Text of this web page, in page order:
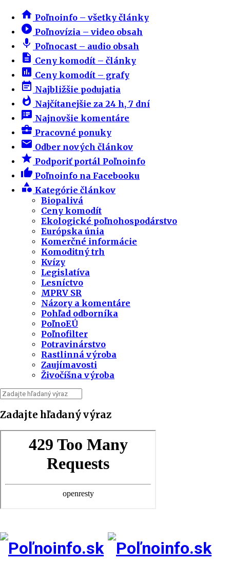
home Poľnoinfo – všetky články
play_circle_filled Poľnovízia – video obsah
mic Poľnocast – audio obsah
description Ceny komodít – články
insert_chart Ceny komodít – grafy
event_note Najbližšie podujatia
whatshot Najčítanejšie za 24 h, 7 dní
speaker_notes Najnovšie komentáre
business_center Pracovné ponuky
email Odber nových článkov
star Podporiť portál Poľnoinfo
thumb_up Poľnoinfo na Facebooku
category Kategórie článkov
Biopalivá
Ceny komodít
Ekologické poľnohospodárstvo
Európska únia
Komerčné informácie
Komoditný trh
Kvízy
Legislatíva
Lesníctvo
MPRV SR
Názory a komentáre
Pohľad odborníka
PoľnoEÚ
Poľnofilter
Potravinárstvo
Rastlinná výroba
Zaujímavosti
Živočíšna výroba
Zadajte hľadaný výraz